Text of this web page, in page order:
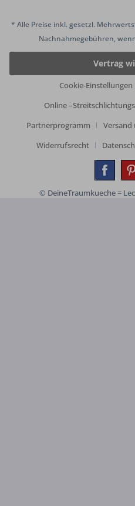
* Alle Preise inkl. gesetzl.
Nachnahmegebühren,
Vertrag
Cookie-Einstellungen
Online
Partnerprogramm
Versand
Widerrufsrecht
© DeineTraumkueche =